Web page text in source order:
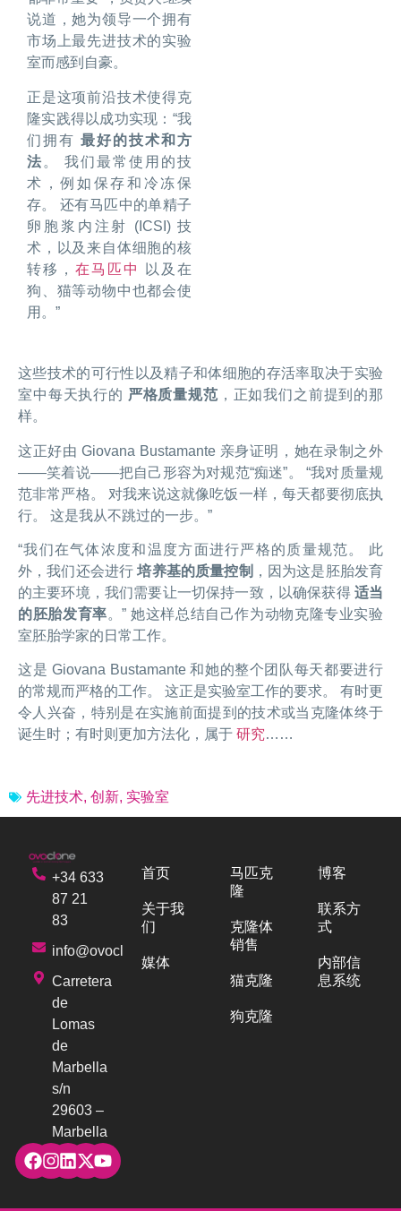
说道，她为领导一个拥有
市场上最先进技术的实验
室而感到自豪。
正是这项前沿技术使得克
隆实践得以成功实现：“我
们拥有 最好的技术和方
法 。 我们最常使用的技
术，例如保存和冷冻保
存。 还有马匹中的单精子
卵胞浆内注射 (ICSI) 技
术，以及来自体细胞的核
转移， 在马匹中
以及在
狗、猫等动物中也都会使
用。”
这些技术的可行性以及精子和体细胞的存活率取决于实验
室中每天执行的 严格质量规范 ，正如我们之前提到的那
样。
这正好由 Giovana Bustamante 亲身证明，她在录制之外
——笑着说——把自己形容为对规范“痴迷”。 “我对质量规
范非常严格。 对我来说这就像吃饭一样，每天都要彻底执
行。 这是我从不跳过的一步。”
“我们在气体浓度和温度方面进行严格的质量规范。 此
外，我们还会进行培养基的质量控制 ，因为这是胚胎发育
的主要环境，我们需要让一切保持一致，以确保获得 适当
的胚胎发育率。” 她这样总结自己作为动物克隆专业实验
室胚胎学家的日常工作。
这是 Giovana Bustamante 和她的整个团队每天都要进行
的常规而严格的工作。 这正是实验室工作的要求。 有时更
令人兴奋，特别是在实施前面提到的技术或当克隆体终于
诞生时；有时则更加方法化，属于 研究……
先进技术, 创新, 实验室
+34 633
87 21
83
info@ovoclone.com
Carretera
de
Lomas
de
Marbella
s/n
29603 –
Marbella
首页
关于我
们
媒体
马匹克
隆
克隆体
销售
猫克隆
狗克隆
博客
联系方
式
内部信
息系统